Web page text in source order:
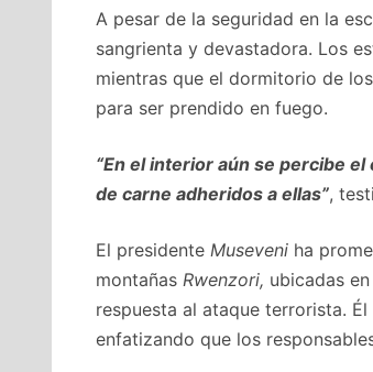
A pesar de la seguridad en la
sangrienta y devastadora. Los
mientras que el dormitorio de
para ser prendido en fuego.
“En el interior aún se percibe
de carne adheridos a ellas”,
El presidente Museveni ha
montañas Rwenzori, ubicadas
respuesta al ataque terrorista.
enfatizando que los